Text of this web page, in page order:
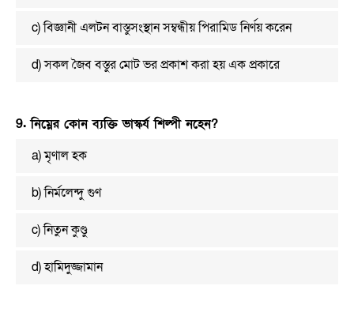
c) বিজ্ঞানী এলটন বাস্তুসংস্থান সম্বন্ধীয় পিরামিড নির্ণয় করেন
d) সকল জৈব বস্তুর মোট ভর প্রকাশ করা হয় এক প্রকারে
9. নিম্নের কোন ব্যক্তি ভাস্কর্য শিল্পী নহেন?
a) মৃণাল হক
b) নির্মলেন্দু গুণ
c) নিতুন কুণ্ডু
d) হামিদুজ্জামান